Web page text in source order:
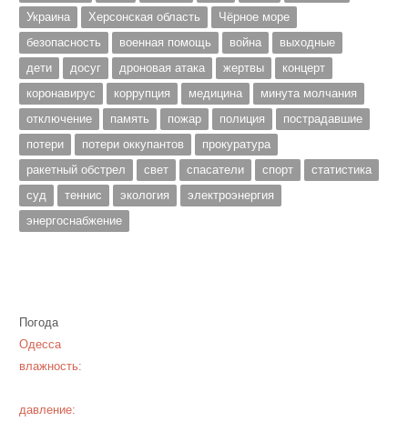
Украина
Херсонская область
Чёрное море
безопасность
военная помощь война
выходные
дети
досуг дроновая атака жертвы
концерт
коронавирус
коррупция медицина
минута молчания
отключение
память пожар полиция
пострадавшие
потери
потери оккупантов
прокуратура
ракетный обстрел
свет спасатели спорт
статистика
суд
теннис экология
электроэнергия
энергоснабжение
Погода
Одесса
влажность:
давление: